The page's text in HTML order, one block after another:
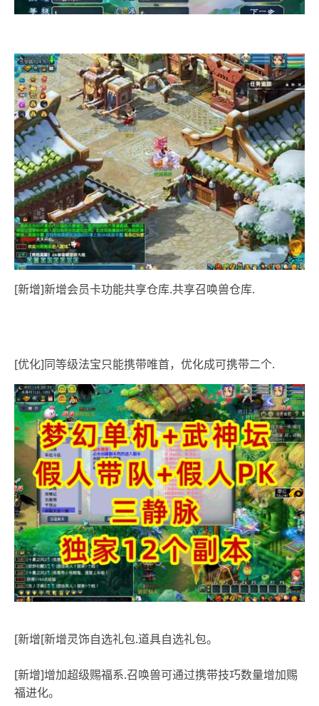
[新增]新增会员卡功能共享仓库.共享召唤兽仓库.
[优化]同等级法宝只能携带唯首，优化成可携带二个.
[新增[新增灵饰自选礼包.道具自选礼包。
[新增]增加超级赐福系.召唤兽可通过携带技巧数量增加赐
福进化。